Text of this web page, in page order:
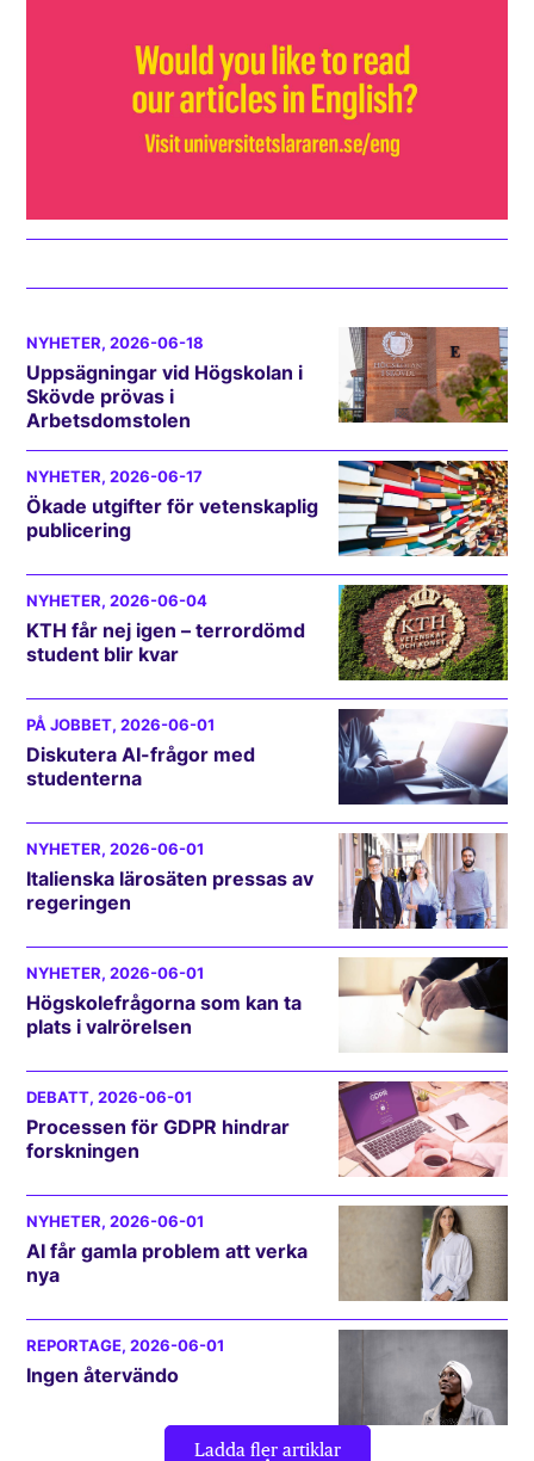
NYHETER, 2026-06-18
Uppsägningar vid Högskolan i
Skövde prövas i
Arbetsdomstolen
NYHETER, 2026-06-17
Ökade utgifter för vetenskaplig
publicering
NYHETER, 2026-06-04
KTH får nej igen – terrordömd
student blir kvar
PÅ JOBBET, 2026-06-01
Diskutera AI-frågor med
studenterna
NYHETER, 2026-06-01
Italienska lärosäten pressas av
regeringen
NYHETER, 2026-06-01
Högskolefrågorna som kan ta
plats i valrörelsen
DEBATT, 2026-06-01
Processen för GDPR hindrar
forskningen
NYHETER, 2026-06-01
AI får gamla problem att verka
nya
REPORTAGE, 2026-06-01
Ingen återvändo
Ladda fler artiklar